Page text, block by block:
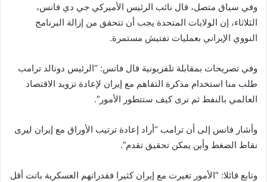
وفي سياق متصل، قال نائب الرئيس الأميركي جي دي فانس،
الثلاثاء، إن الولايات المتحدة يجب أن تتحقق من إزالة البرنامج
النووي الإيراني بعمليات تفتيش مستمرة.
وفي تصريحات بمقابلة تلفزيونية قال فانس: “الرئيس دونالد ترامب
طلب منا استخدام مذكرة التفاهم مع إيران لإعادة تزويد الاقتصاد
العالمي بالنفط ثم نرى كيف ستتطور الأمور”.
وأشار فانس إلى أن ترامب “أراد إعادة ترتيب الأوراق مع إيران ليرى
نقاط الضغط وأين يمكن تحقيق تقدم”.
وتابع قائلا: “الأمور تغيرت مع إيران كثيرا فقدراتهم العسكرية باتت أقل